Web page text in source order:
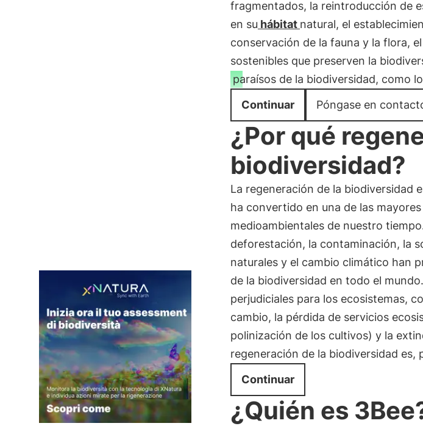
fragmentados, la reintroducción de
en su hábitat natural, el
conservación de la fauna y la flora,
sostenibles que preserven la
paraísos de la biodiversidad, como
Continuar
Póngase en
¿Por qué
biodiversidad?
La regeneración de la biodiversidad
ha convertido en una de las
medioambientales de nuestro
deforestación, la contaminación, la
naturales y el cambio climático han
de la biodiversidad en todo el
perjudiciales para los ecosistemas,
cambio, la pérdida de servicios
polinización de los cultivos) y la
regeneración de la biodiversidad
Continuar
¿Quién es